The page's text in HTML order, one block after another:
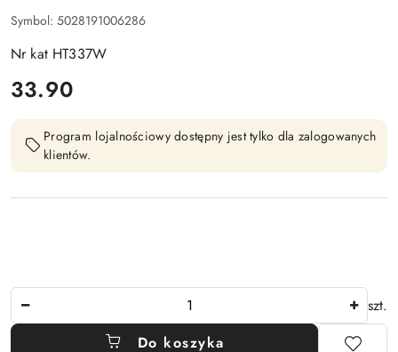
Symbol: 5028191006286
Nr kat HT337W
cena:
33.90
Program lojalnościowy dostępny jest tylko dla zalogowanych
klientów.
szt.
Do koszyka